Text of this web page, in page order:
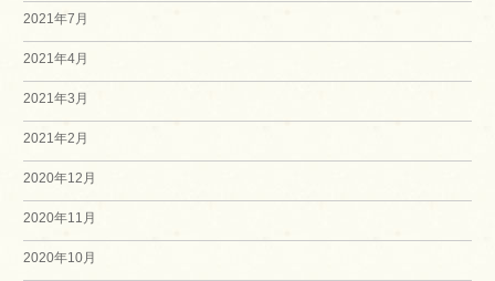
2021年7月
2021年4月
2021年3月
2021年2月
2020年12月
2020年11月
2020年10月